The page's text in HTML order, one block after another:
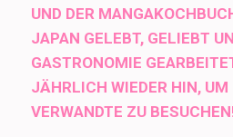
UND DER
JAPAN GELEBT, GELIEBT
GASTRONOMIE
JÄHRLICH WIEDER HIN, UM
VERWANDTE ZU